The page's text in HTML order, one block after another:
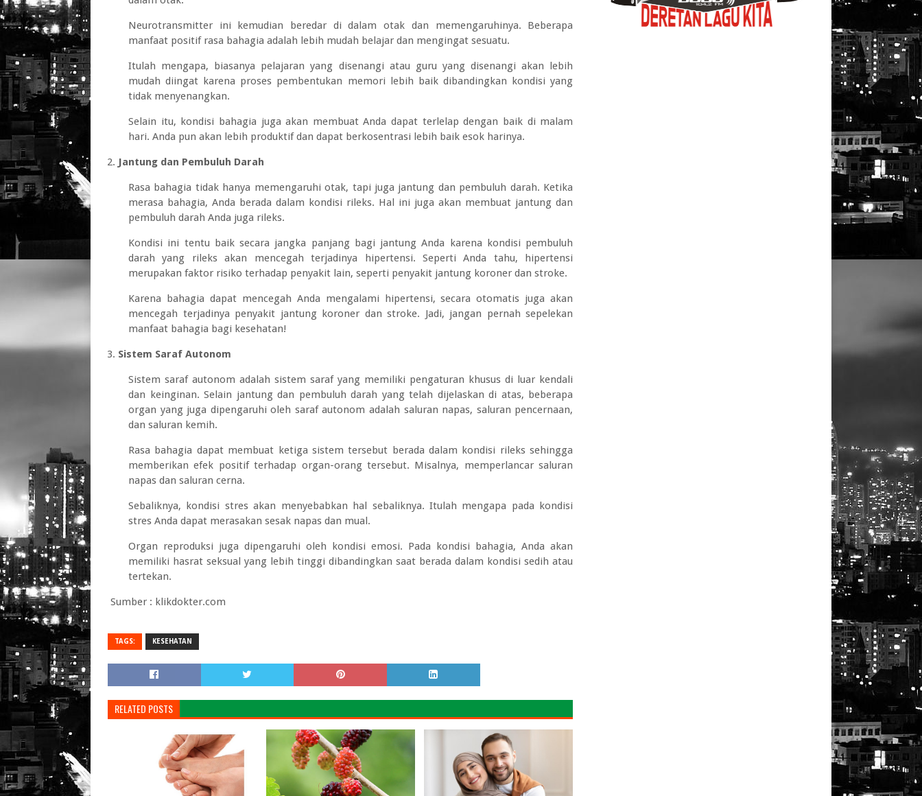
Neurotransmitter ini kemudian beredar di dalam otak dan memengaruhinya. Beberapa
manfaat positif rasa bahagia adalah lebih mudah belajar dan mengingat sesuatu.
Itulah mengapa, biasanya pelajaran yang disenangi atau guru yang disenangi akan lebih
mudah diingat karena proses pembentukan memori lebih baik dibandingkan kondisi yang
tidak menyenangkan.
Selain itu, kondisi bahagia juga akan membuat Anda dapat terlelap dengan baik di malam
hari. Anda pun akan lebih produktif dan dapat berkosentrasi lebih baik esok harinya.
Jantung dan Pembuluh Darah
Rasa bahagia tidak hanya memengaruhi otak, tapi juga jantung dan pembuluh darah. Ketika
merasa bahagia, Anda berada dalam kondisi rileks. Hal ini juga akan membuat jantung dan
pembuluh darah Anda juga rileks.
Kondisi ini tentu baik secara jangka panjang bagi jantung Anda karena kondisi pembuluh
darah yang rileks akan mencegah terjadinya hipertensi. Seperti Anda tahu, hipertensi
merupakan faktor risiko terhadap penyakit lain, seperti penyakit jantung koroner dan stroke.
Karena bahagia dapat mencegah Anda mengalami hipertensi, secara otomatis juga akan
mencegah terjadinya penyakit jantung koroner dan stroke. Jadi, jangan pernah sepelekan
manfaat bahagia bagi kesehatan!
Sistem Saraf Autonom
Sistem saraf autonom adalah sistem saraf yang memiliki pengaturan khusus di luar kendali
dan keinginan. Selain jantung dan pembuluh darah yang telah dijelaskan di atas, beberapa
organ yang juga dipengaruhi oleh saraf autonom adalah saluran napas, saluran pencernaan,
dan saluran kemih.
Rasa bahagia dapat membuat ketiga sistem tersebut berada dalam kondisi rileks sehingga
memberikan efek positif terhadap organ-orang tersebut. Misalnya, memperlancar saluran
napas dan saluran cerna.
Sebaliknya, kondisi stres akan menyebabkan hal sebaliknya. Itulah mengapa pada kondisi
stres Anda dapat merasakan sesak napas dan mual.
Organ reproduksi juga dipengaruhi oleh kondisi emosi. Pada kondisi bahagia, Anda akan
memiliki hasrat seksual yang lebih tinggi dibandingkan saat berada dalam kondisi sedih atau
tertekan.
Sumber : klikdokter.com
TAGS: KESEHATAN
RELATED POSTS